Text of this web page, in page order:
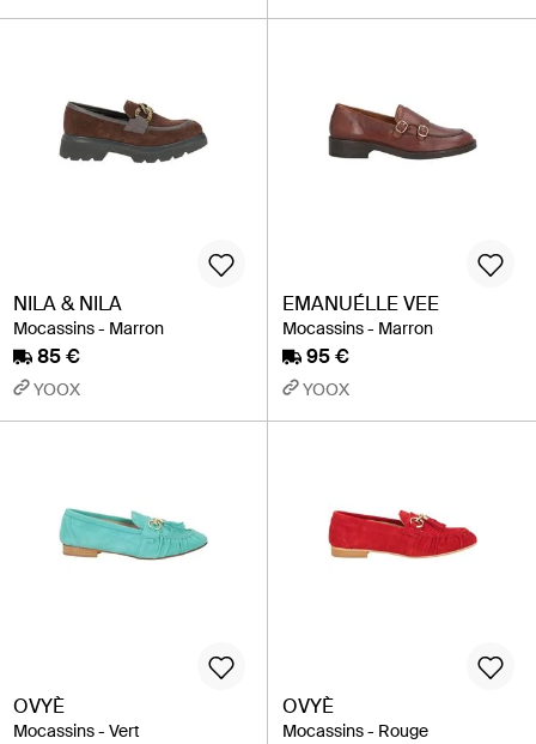
NILA & NILA
Mocassins - Marron
85 €
YOOX
EMANUÉLLE VEE
Mocassins - Marron
95 €
YOOX
OVYÈ
Mocassins - Vert
OVYÈ
Mocassins - Rouge